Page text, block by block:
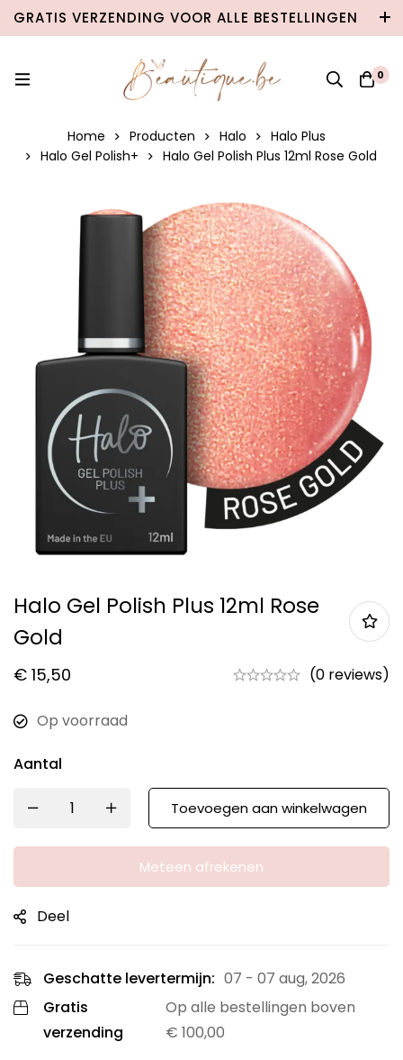
GRATIS VERZENDING VOOR ALLE BESTELLINGEN
VANAF €100 IN BELGIË & €120 NAAR
0
Home Producten Halo
Halo Plus
Halo Gel Polish+
Halo Gel Polish Plus 12ml Rose Gold
Halo Gel Polish Plus 12ml Rose
Gold
€ 15,50 (0 reviews)
Op voorraad
Aantal
Toevoegen aan winkelwagen
Meteen afrekenen
Deel
Geschatte levertermijn: 07 - 07 aug, 2026
Gratis
verzending
Op alle bestellingen boven
€ 100,00